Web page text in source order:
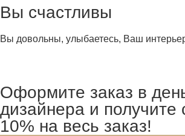
Вы счастливы
Вы довольны, улыбаетесь, Ваш
Оформите заказ в
дизайнера и получите
10% на весь заказ!